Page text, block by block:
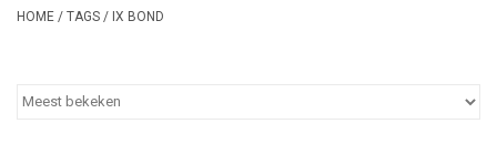
HOME / TAGS / IX BOND